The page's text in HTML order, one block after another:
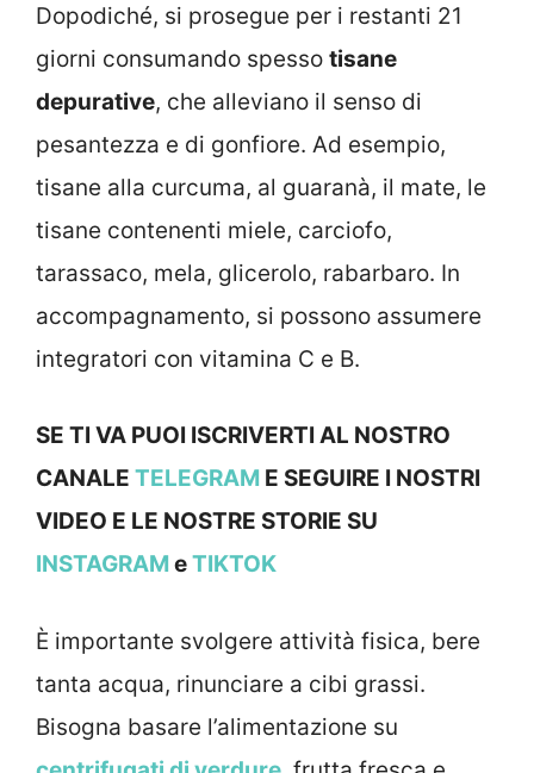
Dopodiché, si prosegue per i restanti 21
giorni consumando spesso tisane
depurative, che alleviano il senso di
pesantezza e di gonfiore. Ad esempio,
tisane alla curcuma, al guaranà, il mate, le
tisane contenenti miele, carciofo,
tarassaco, mela, glicerolo, rabarbaro. In
accompagnamento, si possono assumere
integratori con vitamina C e B.
SE TI VA PUOI ISCRIVERTI AL NOSTRO
CANALE TELEGRAM E SEGUIRE I NOSTRI
VIDEO E LE NOSTRE STORIE SU
INSTAGRAMeTIKTOK
È importante svolgere attività fisica, bere
tanta acqua, rinunciare a cibi grassi.
Bisogna basare l’alimentazione su